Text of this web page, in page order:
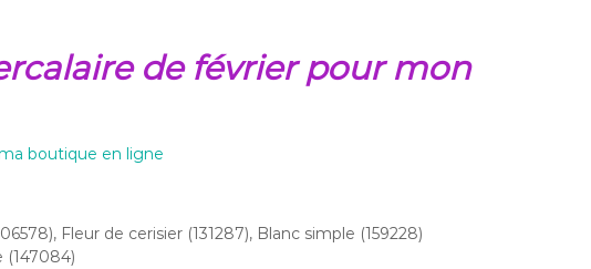
de février pour mon
boutique en ligne
Fleur de cerisier (131287), Blanc simple (159228)
(147084)